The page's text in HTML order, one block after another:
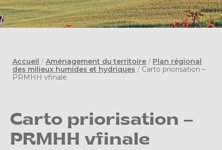
Accueil / Aménagement du territoire / Plan régional
des milieux humides et hydriques / Carto priorisation –
PRMHH vfinale
Carto priorisation –
PRMHH vfinale